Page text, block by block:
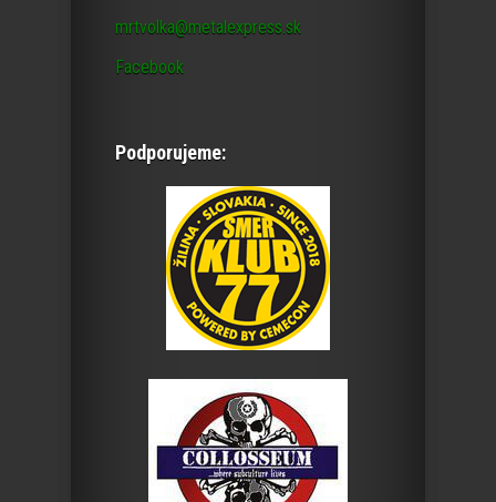
mrtvolka@metalexpress.sk
Facebook
Podporujeme: